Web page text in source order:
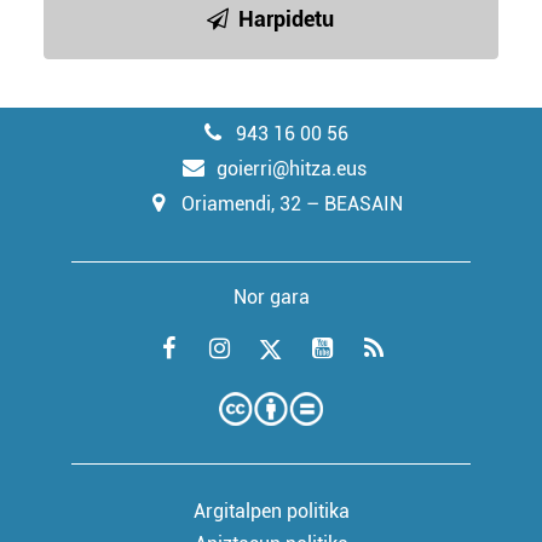
Harpidetu
943 16 00 56
goierri@hitza.eus
Oriamendi, 32 – BEASAIN
Nor gara
Argitalpen politika